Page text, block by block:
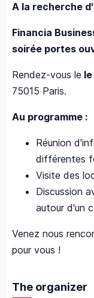
A la recherche
Financia
soirée portes
Rendez-vous le
75015 Paris.
Au programme :
Réunion
différentes
Visite des
Discussion
autour d'un
Venez nous
pour vous !
The organizer